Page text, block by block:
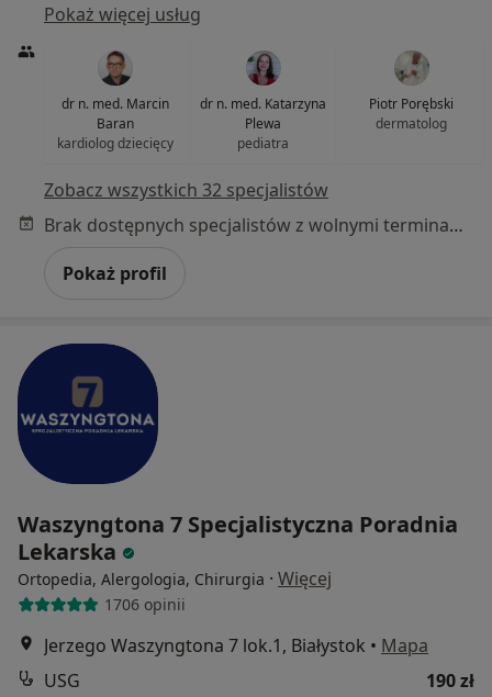
Pokaż więcej usług
dr n. med. Marcin
Baran
kardiolog dziecięcy
dr n. med. Katarzyna
Plewa
pediatra
Piotr Porębski
dermatolog
Zobacz wszystkich 32 specjalistów
Brak dostępnych specjalistów z wolnymi terminami w tym centrum medycznym.
Pokaż profil
Waszyngtona 7 Specjalistyczna Poradnia
Lekarska
Ortopedia, Alergologia, Chirurgia · Więcej
1706 opinii
Jerzego Waszyngtona 7 lok.1, Białystok • Mapa
USG
190 zł